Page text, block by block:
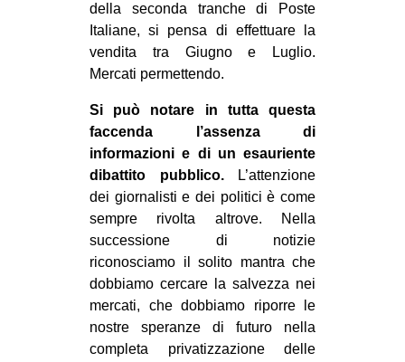
della seconda tranche di Poste
Italiane, si pensa di effettuare la
vendita tra Giugno e Luglio.
Mercati permettendo.
Si può notare in tutta questa
faccenda l’assenza di
informazioni e di un esauriente
dibattito pubblico.L’attenzione
dei giornalisti e dei politici è come
sempre rivolta altrove. Nella
successione di notizie
riconosciamo il solito mantra che
dobbiamo cercare la salvezza nei
mercati, che dobbiamo riporre le
nostre speranze di futuro nella
completa privatizzazione delle